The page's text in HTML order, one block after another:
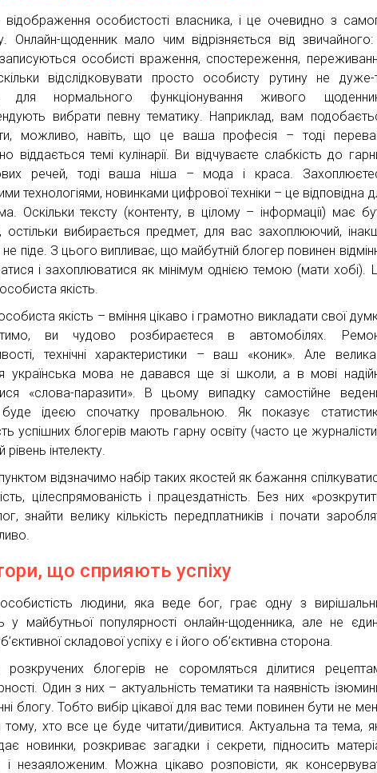
особистості власника, і це очевидно з
Онлайн-щоденник мало чим відрізняється від
особисті враження, спостереження,
відслідковувати просто особисту рутину не дуже-
для нормального функціонування живого
вибрати певну тематику. Наприклад, вам
можливо, навіть, що це ваша професія – тоді
віддається темі кулінарії. Ви відчуваєте слабкість до
речей, тоді ваша ніша – мода і краса.
технологіями, новинками цифрової техніки – це відповідна
Оскільки тексту (контенту, в цілому – інформації) має
остільки вибирається предмет, для вас захоплюючий,
піде. З цього випливає, що майбутній блогер повинен
і захоплюватися як мінімум однією темою (мати хобі).
якість.
якість – вміння цікаво і грамотно викладати свої
ви чудово розбираєтеся в автомобілях.
технічні характеристики – ваш «коник». Але
українська мова не давався ще зі школи, а в мові
«слова-паразити». В цьому випадку самостійне
ідеєю спочатку провальною. Як показує
успішних блогерів мають гарну освіту (часто це
рівень інтелекту.
відзначимо набір таких якостей як бажання
цілеспрямованість і працездатність. Без них
знайти велику кількість передплатників і почати
що сприяють успіху
людини, яка веде бог, грає одну з
у майбутньої популярності онлайн-щоденника, але не
складової успіху є і його об’єктивна сторона.
розкручених блогерів не соромляться ділитися
Один з них – актуальність тематики та наявність
блогу. Тобто вибір цікавої для вас теми повинен бути не
тому, хто все це буде читати/дивитися. Актуальна та тема,
новинки, розкриває загадки і секрети, підносить
і незаяложеним. Можна цікаво розповісти, як